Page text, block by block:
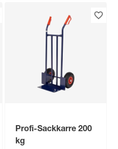
Profi-Sackkarre 200
kg